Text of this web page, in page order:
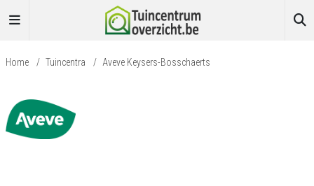
Home / Tuincentra / Aveve Keysers-Bosschaerts